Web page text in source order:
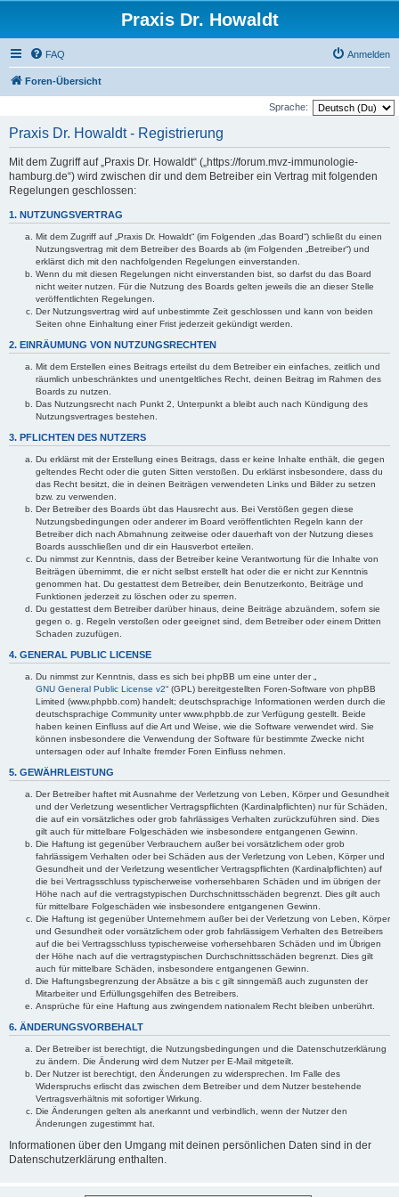
Praxis Dr. Howaldt
FAQ Anmelden
Foren-Übersicht
Sprache:
Praxis Dr. Howaldt - Registrierung
Mit dem Zugriff auf „Praxis Dr. Howaldt“ („https://forum.mvz-immunologie-
hamburg.de“) wird zwischen dir und dem Betreiber ein Vertrag mit folgenden
Regelungen geschlossen:
1. NUTZUNGSVERTRAG
Mit dem Zugriff auf „Praxis Dr. Howaldt“ (im Folgenden „das Board“) schließt du einen
Nutzungsvertrag mit dem Betreiber des Boards ab (im Folgenden „Betreiber“) und
erklärst dich mit den nachfolgenden Regelungen einverstanden.
Wenn du mit diesen Regelungen nicht einverstanden bist, so darfst du das Board
nicht weiter nutzen. Für die Nutzung des Boards gelten jeweils die an dieser Stelle
veröffentlichten Regelungen.
Der Nutzungsvertrag wird auf unbestimmte Zeit geschlossen und kann von beiden
Seiten ohne Einhaltung einer Frist jederzeit gekündigt werden.
2. EINRÄUMUNG VON NUTZUNGSRECHTEN
Mit dem Erstellen eines Beitrags erteilst du dem Betreiber ein einfaches, zeitlich und
räumlich unbeschränktes und unentgeltliches Recht, deinen Beitrag im Rahmen des
Boards zu nutzen.
Das Nutzungsrecht nach Punkt 2, Unterpunkt a bleibt auch nach Kündigung des
Nutzungsvertrages bestehen.
3. PFLICHTEN DES NUTZERS
Du erklärst mit der Erstellung eines Beitrags, dass er keine Inhalte enthält, die gegen
geltendes Recht oder die guten Sitten verstoßen. Du erklärst insbesondere, dass du
das Recht besitzt, die in deinen Beiträgen verwendeten Links und Bilder zu setzen
bzw. zu verwenden.
Der Betreiber des Boards übt das Hausrecht aus. Bei Verstößen gegen diese
Nutzungsbedingungen oder anderer im Board veröffentlichten Regeln kann der
Betreiber dich nach Abmahnung zeitweise oder dauerhaft von der Nutzung dieses
Boards ausschließen und dir ein Hausverbot erteilen.
Du nimmst zur Kenntnis, dass der Betreiber keine Verantwortung für die Inhalte von
Beiträgen übernimmt, die er nicht selbst erstellt hat oder die er nicht zur Kenntnis
genommen hat. Du gestattest dem Betreiber, dein Benutzerkonto, Beiträge und
Funktionen jederzeit zu löschen oder zu sperren.
Du gestattest dem Betreiber darüber hinaus, deine Beiträge abzuändern, sofern sie
gegen o. g. Regeln verstoßen oder geeignet sind, dem Betreiber oder einem Dritten
Schaden zuzufügen.
4. GENERAL PUBLIC LICENSE
Du nimmst zur Kenntnis, dass es sich bei phpBB um eine unter der „
GNU General Public License v2“ (GPL) bereitgestellten Foren-Software von phpBB
Limited (www.phpbb.com) handelt; deutschsprachige Informationen werden durch die
deutschsprachige Community unter www.phpbb.de zur Verfügung gestellt. Beide
haben keinen Einfluss auf die Art und Weise, wie die Software verwendet wird. Sie
können insbesondere die Verwendung der Software für bestimmte Zwecke nicht
untersagen oder auf Inhalte fremder Foren Einfluss nehmen.
5. GEWÄHRLEISTUNG
Der Betreiber haftet mit Ausnahme der Verletzung von Leben, Körper und Gesundheit
und der Verletzung wesentlicher Vertragspflichten (Kardinalpflichten) nur für Schäden,
die auf ein vorsätzliches oder grob fahrlässiges Verhalten zurückzuführen sind. Dies
gilt auch für mittelbare Folgeschäden wie insbesondere entgangenen Gewinn.
Die Haftung ist gegenüber Verbrauchern außer bei vorsätzlichem oder grob
fahrlässigem Verhalten oder bei Schäden aus der Verletzung von Leben, Körper und
Gesundheit und der Verletzung wesentlicher Vertragspflichten (Kardinalpflichten) auf
die bei Vertragsschluss typischerweise vorhersehbaren Schäden und im übrigen der
Höhe nach auf die vertragstypischen Durchschnittsschäden begrenzt. Dies gilt auch
für mittelbare Folgeschäden wie insbesondere entgangenen Gewinn.
Die Haftung ist gegenüber Unternehmern außer bei der Verletzung von Leben, Körper
und Gesundheit oder vorsätzlichem oder grob fahrlässigem Verhalten des Betreibers
auf die bei Vertragsschluss typischerweise vorhersehbaren Schäden und im Übrigen
der Höhe nach auf die vertragstypischen Durchschnittsschäden begrenzt. Dies gilt
auch für mittelbare Schäden, insbesondere entgangenen Gewinn.
Die Haftungsbegrenzung der Absätze a bis c gilt sinngemäß auch zugunsten der
Mitarbeiter und Erfüllungsgehilfen des Betreibers.
Ansprüche für eine Haftung aus zwingendem nationalem Recht bleiben unberührt.
6. ÄNDERUNGSVORBEHALT
Der Betreiber ist berechtigt, die Nutzungsbedingungen und die Datenschutzerklärung
zu ändern. Die Änderung wird dem Nutzer per E-Mail mitgeteilt.
Der Nutzer ist berechtigt, den Änderungen zu widersprechen. Im Falle des
Widerspruchs erlischt das zwischen dem Betreiber und dem Nutzer bestehende
Vertragsverhältnis mit sofortiger Wirkung.
Die Änderungen gelten als anerkannt und verbindlich, wenn der Nutzer den
Änderungen zugestimmt hat.
Informationen über den Umgang mit deinen persönlichen Daten sind in der
Datenschutzerklärung enthalten.